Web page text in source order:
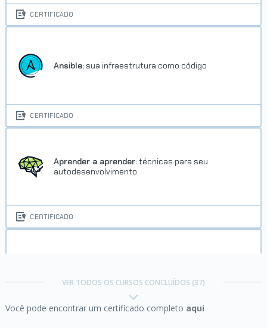
CERTIFICADO
Ansible: sua infraestrutura como código
CERTIFICADO
Aprender a aprender:técnicas para seu
autodesenvolvimento
CERTIFICADO
VER TODOS OS CURSOS CONCLUÍDOS (37)
Você pode encontrar um certificado completo aqui